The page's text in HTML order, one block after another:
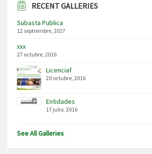
RECENT GALLERIES
Subasta Publica
12 septiembre, 2017
xxx
27 octubre, 2016
Licenciaf
20 octubre, 2016
Entidades
17 julio, 2016
See All Galleries